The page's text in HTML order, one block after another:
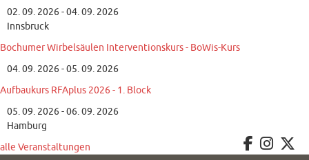
02. 09. 2026 - 04. 09. 2026
Innsbruck
Bochumer Wirbelsäulen Interventionskurs - BoWis-Kurs
04. 09. 2026 - 05. 09. 2026
Aufbaukurs RFAplus 2026 - 1. Block
05. 09. 2026 - 06. 09. 2026
Hamburg
alle Veranstaltungen